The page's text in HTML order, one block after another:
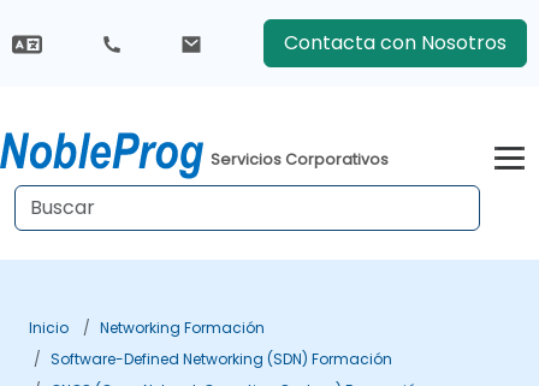
Contacta con Nosotros
Servicios Corporativos
Inicio
Networking Formación
Software-Defined Networking (SDN) Formación